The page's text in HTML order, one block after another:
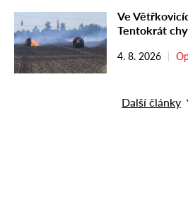
Ve
Tentokrát
4. 8. 2026
Další články